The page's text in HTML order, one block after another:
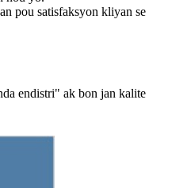
pou satisfaksyon kliyan se
endistri" ak bon jan kalite